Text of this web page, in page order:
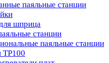
паяльные станции
шприца
станции
паяльные станции
TP100